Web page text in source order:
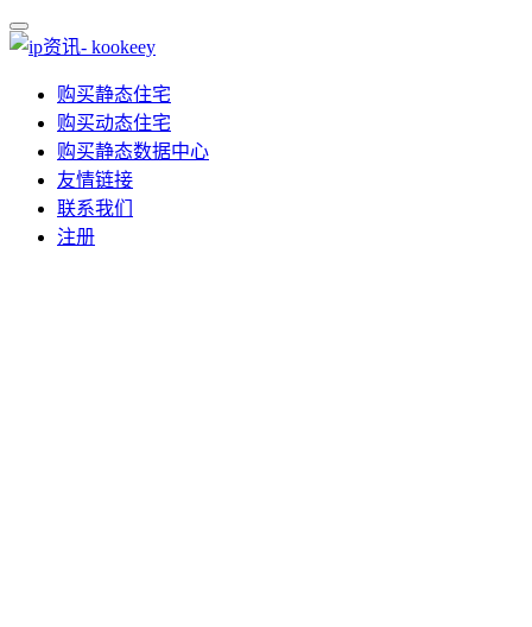
购买静态住宅
购买动态住宅
购买静态数据中心
友情链接
联系我们
注册